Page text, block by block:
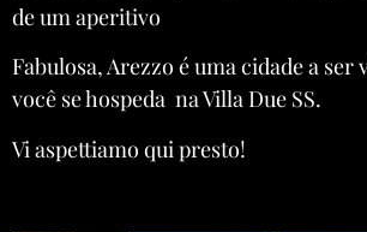
de um aperitivo
Fabulosa, Arezzo é uma cidade a ser
você se hospeda na Villa Due SS.
Vi aspettiamo qui presto!